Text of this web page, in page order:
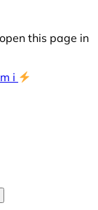
this page in
i